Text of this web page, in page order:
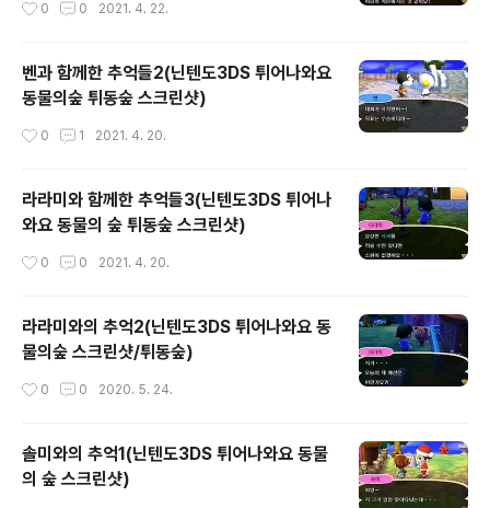
0 0 2021. 4. 22.
벤과 함께한 추억들2(닌텐도3DS 튀어나와요
동물의숲 튀동숲 스크린샷)
0 1 2021. 4. 20.
라라미와 함께한 추억들3(닌텐도3DS 튀어나
와요 동물의 숲 튀동숲 스크린샷)
0 0 2021. 4. 20.
라라미와의 추억2(닌텐도3DS 튀어나와요 동
물의숲 스크린샷/튀동숲)
0 0 2020. 5. 24.
솔미와의 추억1(닌텐도3DS 튀어나와요 동물
의 숲 스크린샷)